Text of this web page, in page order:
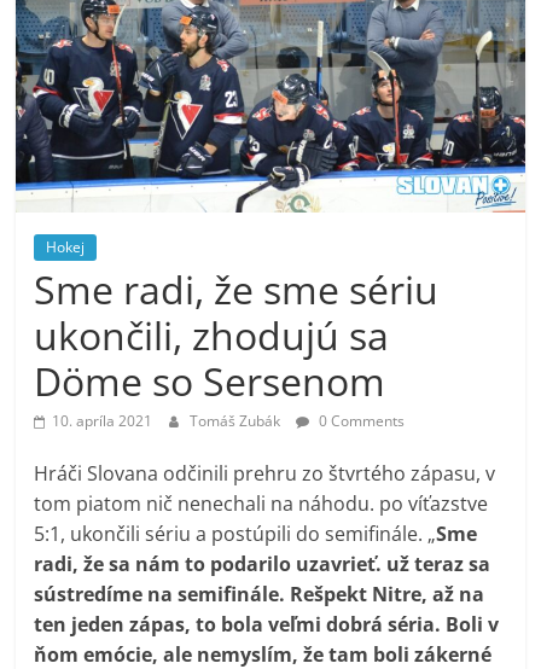
Hokej
Sme radi, že sme sériu
ukončili, zhodujú sa
Döme so Sersenom
10. apríla 2021 Tomáš Zubák 0 Comments
Hráči Slovana odčinili prehru zo štvrtého zápasu, v
tom piatom nič nenechali na náhodu. po víťazstve
5:1, ukončili sériu a postúpili do semifinále. „Sme
radi, že sa nám to podarilo uzavrieť. už teraz sa
sústredíme na semifinále. Rešpekt Nitre, až na
ten jeden zápas, to bola veľmi dobrá séria. Boli v
ňom emócie, ale nemyslím, že tam boli zákerné